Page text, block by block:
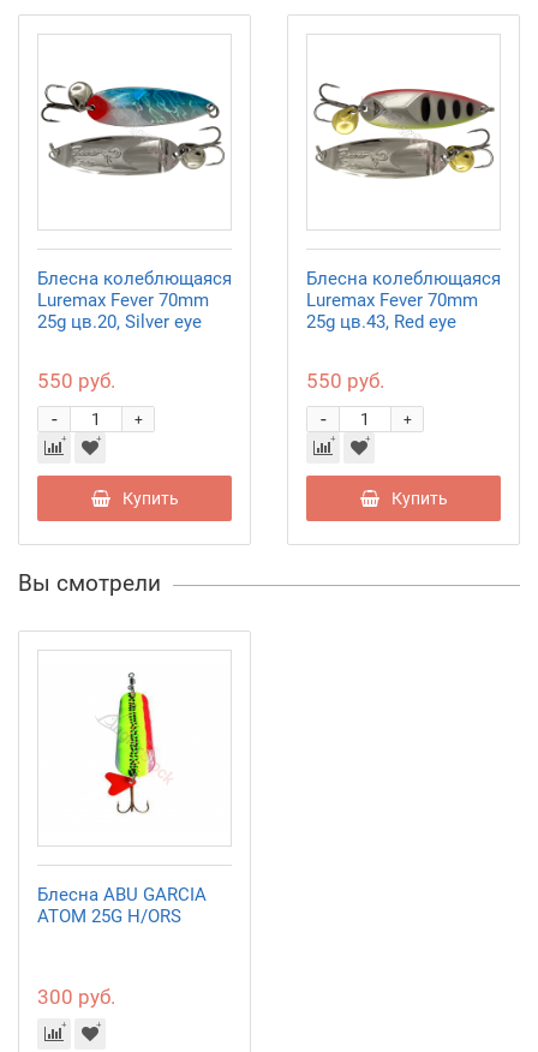
Блесна колеблющаяся
Luremax Fever 70mm
25g цв.20, Silver eye
550 руб.
+
-
Купить
Блесна колеблющаяся
Luremax Fever 70mm
25g цв.43, Red eye
550 руб.
+
-
Купить
Вы смотрели
Блесна ABU GARCIA
ATOM 25G H/ORS
300 руб.